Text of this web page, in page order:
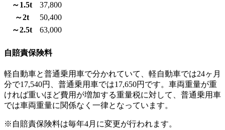
～1.5t
37,800
～2t
50,400
～2.5t
63,000
自賠責保険料
軽自動車と普通乗用車で分かれていて、軽自動車では24ヶ月
分で17,540円、普通乗用車では17,650円です。車両重量が重
ければ重いほど費用が増加する重量税に対して、普通乗用車
では車両重量に関係なく一律となっています。
※自賠責保険料は毎年4月に変更が行われます。